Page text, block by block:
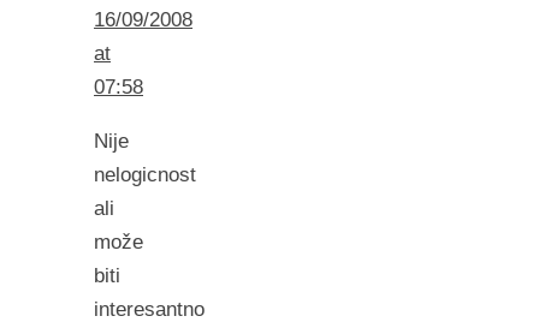
16/09/2008
at
07:58
Nije
nelogicnost
ali
može
biti
interesantno